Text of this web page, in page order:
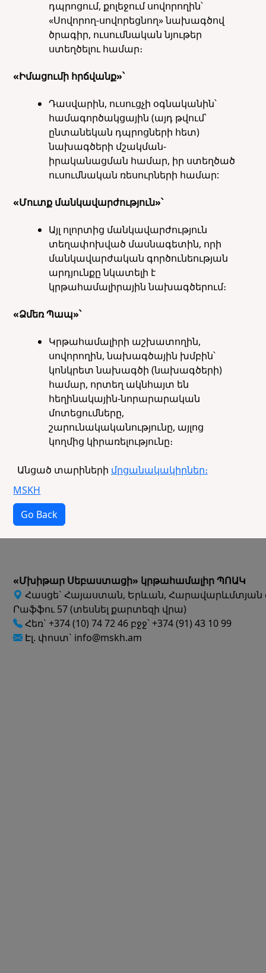
դպրոցում, քոլեջում սովորողին՝
«Սովորող-սովորեցնող» նախագծով
ծրագիր, ուսումնական նյութեր
ստեղծելու համար։
«Իմացումի հրճվանք»՝
Դասվարին, ուսուցչի օգնականին՝
համագործակցային (այդ թվում՝
ընտանեկան դպրոցների հետ)
նախագծերի մշակման-
իրականացման համար, իր ստեղծած
ուսումնական ռեսուրների համար:
«Մուտք մանկավարժություն»՝
Այլ ոլորտից մանկավարժություն
տեղափոխված մասնագետին, որի
մանկավարժական գործունեության
արդյունքը նկատելի է
կրթահամալիրային նախագծերում։
«Ձմեռ Պապ»՝
Կրթահամալիրի աշխատողին,
սովորողին, նախագծային խմբին՝
կոնկրետ նախագծի (նախագծերի)
համար, որտեղ ակնհայտ են
հեղինակային-նորարարական
մոտեցումները,
շարունակականությունը, այլոց
կողմից կիրառելությունը։
Անցած տարիների մրցանակակիրներ։
MSKH
Go Back
«Մխիթար Սեբաստացի» կրթահամալիր ՊՈԱԿ
Հասցե` Հայաստան, Երևան, Հարավարևմտյան
Րաֆֆու 57 (տեսնել քարտեզի վրա)
Հեռ` +374 (10) 74 72 46 բջջ՝ +374 (91) 43 10 99
Էլ. փոստ` info@mskh.am